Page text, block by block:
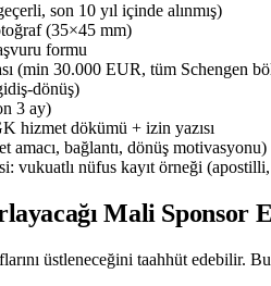
son 10 yıl içinde alınmış)
(35×45 mm)
formu
(min 30.000 EUR, tüm Schengen
dönüş)
3 ay)
hizmet dökümü + izin yazısı
amacı, bağlantı, dönüş motivasyonu)
vukuatlı nüfus kayıt örneği
Mali Sponsor
üstleneceğini taahhüt edebilir.